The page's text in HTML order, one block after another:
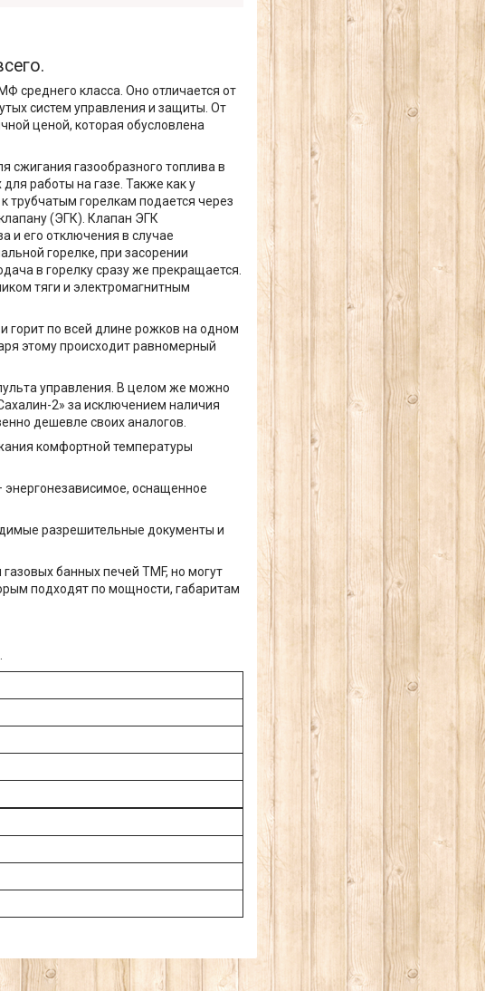
среднего класса. Оно отличается от
систем управления и защиты. От
ценой, которая обусловлена
сжигания газообразного топлива в
работы на газе. Также как у
трубчатым горелкам подается через
(ЭГК). Клапан ЭГК
и его отключения в случае
горелке, при засорении
в горелку сразу же прекращается.
тяги и электромагнитным
горит по всей длине рожков на одном
этому происходит равномерный
управления. В целом же можно
2» за исключением наличия
дешевле своих аналогов.
комфортной температуры
энергонезависимое, оснащенное
разрешительные документы и
банных печей TMF, но могут
подходят по мощности, габаритам